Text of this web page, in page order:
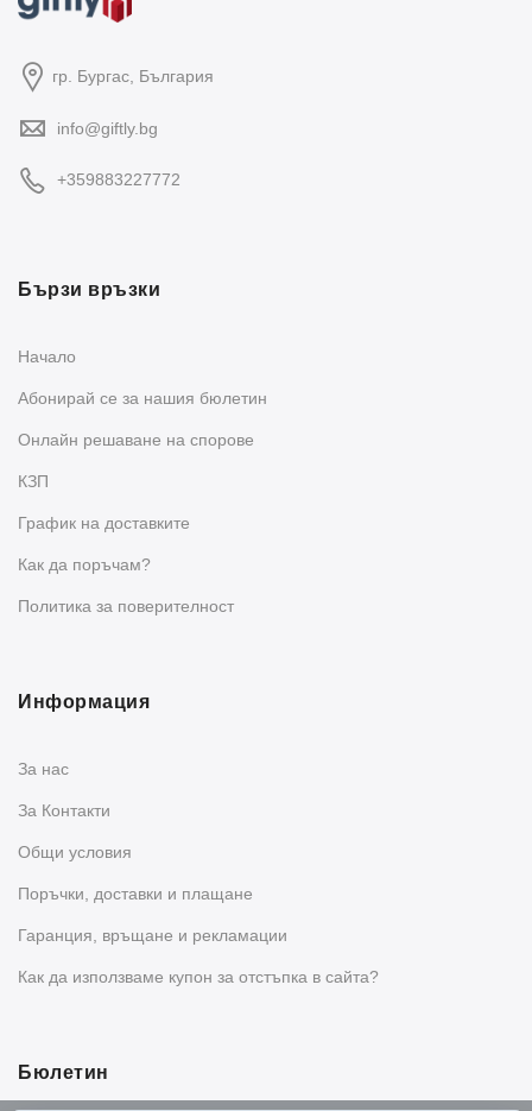
гр. Бургас, България
info@giftly.bg
+359883227772
Бързи връзки
Начало
Абонирай се за нашия бюлетин
Oнлайн решаване на спорове
КЗП
График на доставките
Как да поръчам?
Политика за поверителност
Информация
За нас
За Контакти
Общи условия
Поръчки, доставки и плащане
Гаранция, връщане и рекламации
Как да използваме купон за отстъпка в сайта?
Бюлетин